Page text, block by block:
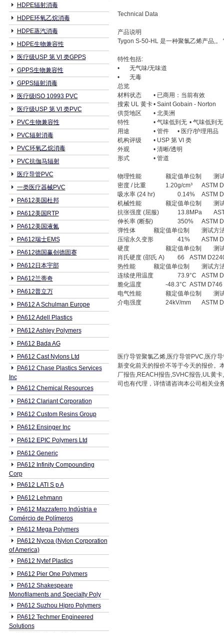
HDPE辐射消毒
HDPE环氧乙烷消毒
HDPE蒸汽消毒
HDPE生物兼容性
医疗级USP 第 VI 类GPPS
GPPS生物兼容性
GPPS辐射消毒
医疗级ISO 10993 PVC
医疗级USP 第 VI 类PVC
PVC生物兼容性
PVC辐射消毒
PVC环氧乙烷消毒
PVC抗伽马辐射
医疗导管PVC
一类医疗器械PVC
PA612美国杜邦
PA612美国RTP
PA612美国液氮
PA612瑞士EMS
PA612德国赢创德固赛
PA612日本宇部
PA612兰蒂奇
PA612普立万
PA612 A Schulman Europe
PA612 Adell Plastics
PA612 Ashley Polymers
PA612 Bada AG
PA612 Cast Nylons Ltd
PA612 Chase Plastics Services
Inc
PA612 Chemical Resources
PA612 Clariant Corporation
PA612 Custom Resins Group
PA612 Ensinger Inc
PA612 EPIC Polymers Ltd
PA612 Generic
PA612 Infinity Compounding
Corp
PA612 LATI S p A
PA612 Lehmann
PA612 Mazzaferro Indústria e
Comércio de Polímeros
PA612 Mega Polymers
PA612 Nycoa (Nylon Corporation
of America)
PA612 Nytef Plastics
PA612 Pier One Polymers
PA612 Shakespeare
Monofilaments and Specialty Poly
PA612 Suzhou Hipro Polymers
PA612 Techmer Engineered
Solutions
Technical Data
产品说明
Tygon S-50-HL 是一种聚氯乙烯产品,
特性包括:
•
无气味/无味道
•
无毒
总览
材料状态
• 已商用：当前有效
搜索 UL 黄卡• Saint Gobain - Norton
供货地区
• 北美洲
特性
• 气味低到无 • 气味低到无
用途
• 管件
• 医疗/护理用品
机构评级
• USP 第 VI 类
外观
• 清晰/透明
形式
• 管道
物理性能 额定值单位制
测
密度 / 比重
1.20g/cm³
ASTM
吸水率 (24 hr)
0.14%
ASTM
机械性能
额定值单位制
测
抗张强度 (屈服)
13.8MPa
伸长率 (断裂)
350%
ASTM
弹性体
额定值单位制
测试方
压缩永久变形
41%
ASTM
硬度
额定值单位制
测
肖氏硬度 (邵氏 A)
66
ASTM
热性能
额定值单位制
测试方
连续使用温度
73.9°C
ASTM
脆化温度
-48.3°C ASTM D746
电气性能
额定值单位制
测
介电强度
24kV/mm ASTM
医疗导管聚氯乙烯,医疗导管PVC,医疗
新变化前天的报价不等于今天的报价。
厂报告,REACH报告,SVHC报告,UL黄
司也有代理，详情请咨询本公司相关